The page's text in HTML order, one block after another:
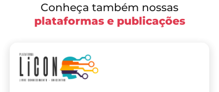
Conheça também nossas
plataformas e publicações